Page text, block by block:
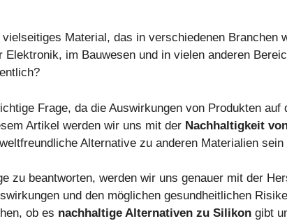
vielseitiges Material, das in verschiedenen Branchen
Elektronik, im Bauwesen und in vielen anderen
Frage, da die Auswirkungen von Produkten
Artikel werden wir uns mit der Nachhaltigkeit
Alternative zu anderen Materialien sein
zu beantworten, werden wir uns genauer mit der
und den möglichen gesundheitlichen
ob es nachhaltige Alternativen zu Silikon gibt